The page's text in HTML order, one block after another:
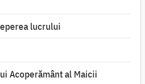
lucrului
Acoperământ al Maicii